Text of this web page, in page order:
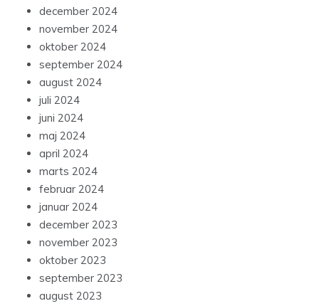
december 2024
november 2024
oktober 2024
september 2024
august 2024
juli 2024
juni 2024
maj 2024
april 2024
marts 2024
februar 2024
januar 2024
december 2023
november 2023
oktober 2023
september 2023
august 2023